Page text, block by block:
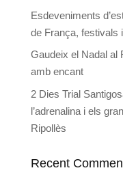
Esdeveniments
de França, festivals
Gaudeix el Nadal al
amb encant
2 Dies Trial
l’adrenalina i els
Ripollès
Recent